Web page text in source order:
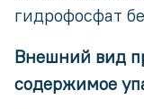
гидрофосфат
Внешний вид
содержимое